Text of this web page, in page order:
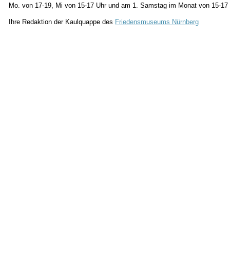
Mo. von 17-19, Mi von 15-17 Uhr und am 1. Samstag im Monat von 15-17
Ihre Redaktion der Kaulquappe des Friedensmuseums Nürnberg